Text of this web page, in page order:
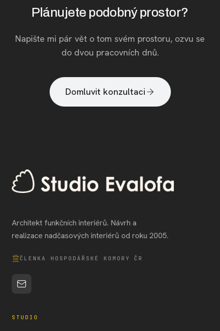
Plánujete podobný prostor?
Napište mi pár vět o tom svém prostoru, ozvu se
do dvou pracovních dnů.
Domluvit konzultaci
Architekt funkčních interiérů. Návrh a
realizace nadčasových interiérů od roku 2005.
ČLENKA HOSPODÁŘSKÉ KOMORY ČR
STUDIO